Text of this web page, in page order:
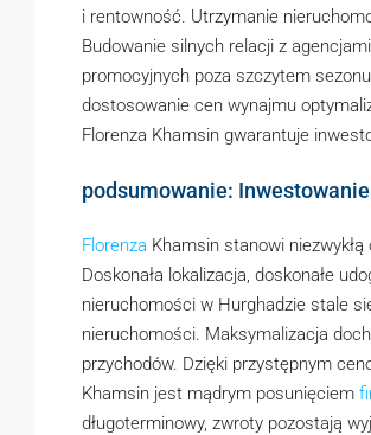
i rentowność. Utrzymanie
Budowanie silnych relacji z
promocyjnych poza szczytem
dostosowanie cen wynajmu
Florenza Khamsin gwarantuje
podsumowanie:
Florenza Khamsin stanowi
Doskonała lokalizacja, doskonałe
nieruchomości w Hurghadzie stale
nieruchomości. Maksymalizacja
przychodów. Dzięki przystępnym
Khamsin jest mądrym posunięciem
długoterminowy, zwroty pozostają